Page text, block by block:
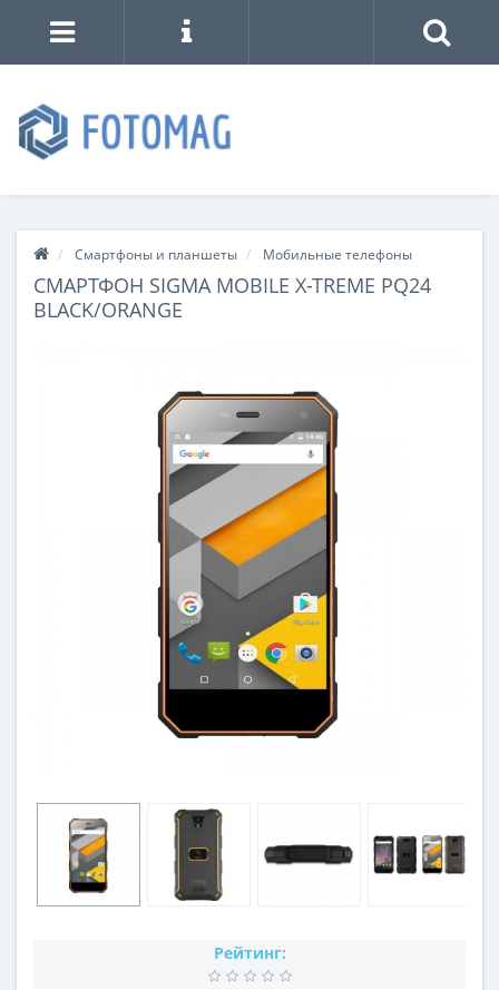
Смартфоны и планшеты Мобильные телефоны
СМАРТФОН SIGMA MOBILE X-TREME PQ24
BLACK/ORANGE
Рейтинг: